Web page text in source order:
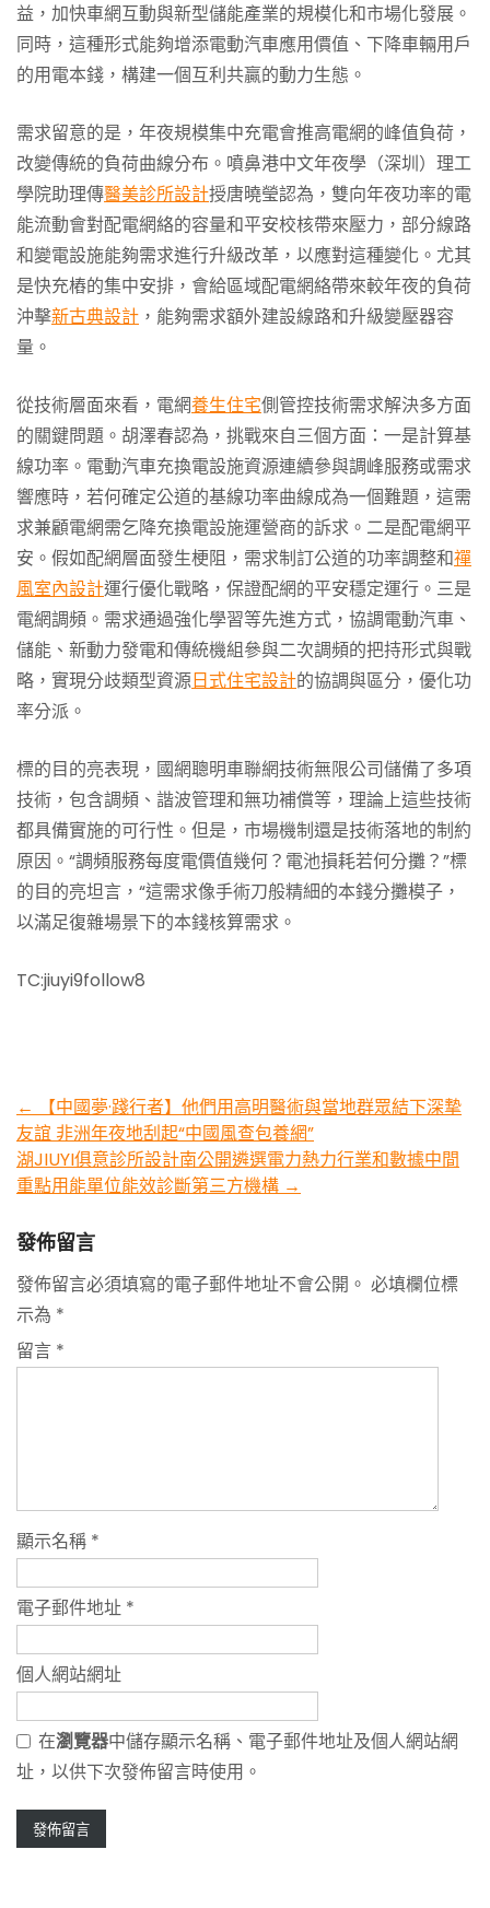
益，加快車網互動與新型儲能產業的規模化和市場化發展。
同時，這種形式能夠增添電動汽車應用價值、下降車輛用戶
的用電本錢，構建一個互利共贏的動力生態。
需求留意的是，年夜規模集中充電會推高電網的峰值負荷，
改變傳統的負荷曲線分布。噴鼻港中文年夜學（深圳）理工
學院助理傳醫美診所設計授唐曉瑩認為，雙向年夜功率的電
能流動會對配電網絡的容量和平安校核帶來壓力，部分線路
和變電設施能夠需求進行升級改革，以應對這種變化。尤其
是快充樁的集中安排，會給區域配電網絡帶來較年夜的負荷
沖擊新古典設計 ，能夠需求額外建設線路和升級變壓器容
量。
從技術層面來看，電網養生住宅側管控技術需求解決多方面
的關鍵問題。胡澤春認為，挑戰來自三個方面：一是計算基
線功率。電動汽車充換電設施資源連續參與調峰服務或需求
響應時，若何確定公道的基線功率曲線成為一個難題，這需
求兼顧電網需乞降充換電設施運營商的訴求。二是配電網平
安。假如配網層面發生梗阻，需求制訂公道的功率調整和禪
風室內設計運行優化戰略，保證配網的平安穩定運行。三是
電網調頻。需求通過強化學習等先進方式，協調電動汽車、
儲能、新動力發電和傳統機組參與二次調頻的把持形式與戰
略，實現分歧類型資源日式住宅設計的協調與區分，優化功
率分派。
標的目的亮表現，國網聰明車聯網技術無限公司儲備了多項
技術，包含調頻、諧波管理和無功補償等，理論上這些技術
都具備實施的可行性。但是，市場機制還是技術落地的制約
原因。“調頻服務每度電價值幾何？電池損耗若何分攤？”標
的目的亮坦言，“這需求像手術刀般精細的本錢分攤模子，
以滿足復雜場景下的本錢核算需求。
TC:jiuyi9follow8
Post
navigation
←
【中國夢·踐行者】他們用高明醫術與當地群眾結下深摯
友誼 非洲年夜地刮起“中國風查包養網”
湖JIUYI俱意診所設計南公開遴選電力熱力行業和數據中間
重點用能單位能效診斷第三方機構 →
發佈留言
發佈留言必須填寫的電子郵件地址不會公開。 必填欄位標
示為 *
留言 *
顯示名稱 *
電子郵件地址 *
個人網站網址
在瀏覽器中儲存顯示名稱、電子郵件地址及個人網站網
址，以供下次發佈留言時使用。